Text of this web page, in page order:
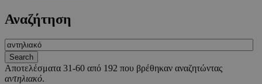
Αναζήτηση
Αποτελέσματα 31-60 από 192 που βρέθηκαν αναζητώντας
αντηλιακό.